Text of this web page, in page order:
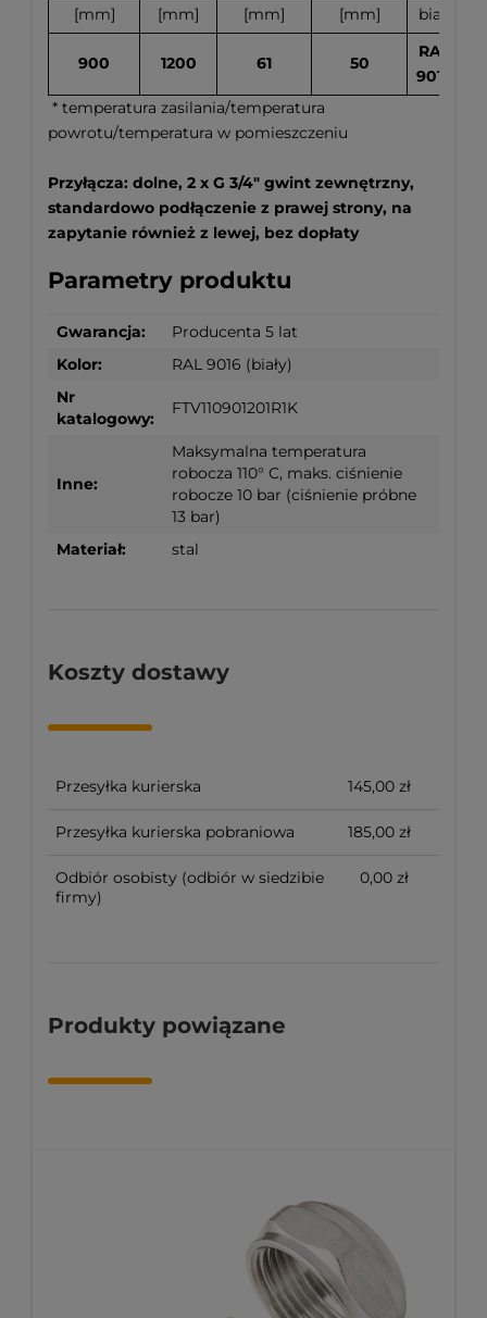
[mm]
[mm] [mm] [mm] biały
900 1200 61 50
RAL
9016
* temperatura zasilania/temperatura
powrotu/temperatura w pomieszczeniu
Przyłącza: dolne, 2 x G 3/4" gwint zewnętrzny,
standardowo podłączenie z prawej strony, na
zapytanie również z lewej, bez dopłaty
Parametry produktu
Gwarancja:
Producenta 5 lat
Kolor:
RAL 9016 (biały)
Nr
katalogowy:
FTV110901201R1K
Inne:
Maksymalna temperatura
robocza 110° C, maks. ciśnienie
robocze 10 bar (ciśnienie próbne
13 bar)
Materiał:
stal
Koszty dostawy
Przesyłka kurierska 145,00 zł
Przesyłka kurierska pobraniowa 185,00 zł
Odbiór osobisty (odbiór w siedzibie
firmy)
0,00 zł
Produkty powiązane